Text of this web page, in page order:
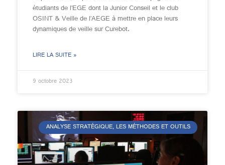
étudiants de l’EGE dont la Junior Conseil et le club
OSINT & Veille de l’AEGE à mettre en place leurs
dynamiques de veille sur Curebot.
LIRE LA SUITE »
9 octobre 2023
ANALYSE STRATÉGIQUE, LES MÉTHODES ET OUTILS